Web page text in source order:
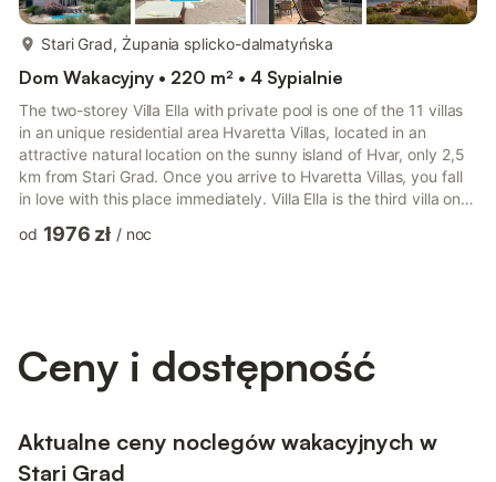
Stari Grad, Żupania splicko-dalmatyńska
Dom Wakacyjny • 220 m² • 4 Sypialnie
The two-storey Villa Ella with private pool is one of the 11 villas
in an unique residential area Hvaretta Villas, located in an
attractive natural location on the sunny island of Hvar, only 2,5
km from Stari Grad. Once you arrive to Hvaretta Villas, you fall
in love with this place immediately. Villa Ella is the third villa on
bedrooms and 3 bathrooms in total. On the ground floor there is
od 1976 zł / noc
Ceny i dostępność
Aktualne ceny noclegów wakacyjnych w
Stari Grad